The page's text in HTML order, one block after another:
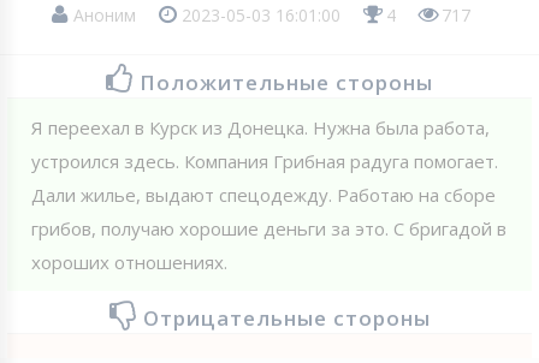
Аноним 2023-05-03 16:01:00 4 717
Положительные стороны
Я переехал в Курск из Донецка. Нужна была работа,
устроился здесь. Компания Грибная радуга помогает.
Дали жилье, выдают спецодежду. Работаю на сборе
грибов, получаю хорошие деньги за это. С бригадой в
хороших отношениях.
Отрицательные стороны